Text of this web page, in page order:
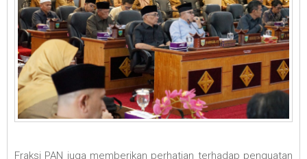
Fraksi PAN juga memberikan perhatian terhadap penguatan